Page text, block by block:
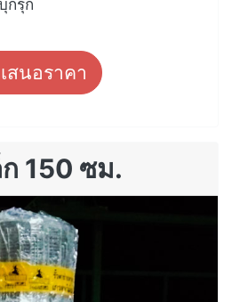
สนอราคา
150 ซม.